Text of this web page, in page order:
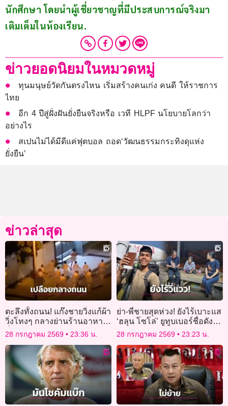
นักศึกษา โดยนำผู้เชี่ยวชาญที่มีประสบการณ์จริงมา
เติมเต็มในห้องเรียน.
ข่าวยอดนิยมในหมวดหมู่
ทุนมนุษย์วัดกันตรงไหน เริ่มสร้างคนเก่ง คนดี ให้ราชการ
ไทย
อีก 4 ปีสู่ฝั่งฝันยั่งยืนจริงหรือ เวที HLPF นโยบายโลกว่า
อย่างไร
สเปนไม่ได้มีดีแค่ฟุตบอล ถอด‘วัฒนธรรมกระทิงดุแห่ง
ยั่งยืน’
ข่าวล่าสุด
ตะลึงทั้งถนน! แก๊งชายวิ่งแก้ผ้า
วิ่งโทงๆ กลางย่านร้านอาหาร
ชื่อดังในออสเตรเลีย
28 กรกฎาคม 2569 23:36 น.
ย่า-พี่ชายสุดห่วง! ยังไร้เบาะแส
‘ฮลุน โซโล่’ ยูทูบเบอร์ชื่อดัง
หายตัวปริศนาจอร์เจีย
28 กรกฎาคม 2569 23:23 น.